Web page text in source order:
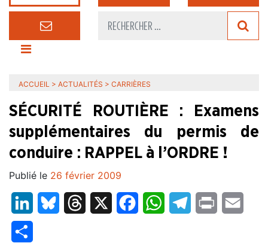
ACCUEIL > ACTUALITÉS > CARRIÈRES
SÉCURITÉ ROUTIÈRE : Examens
supplémentaires du permis de
conduire : RAPPEL à l’ORDRE !
Publié le 26 février 2009
LinkedInBluesky Threads FacebookWhatsAppTelegram
Print